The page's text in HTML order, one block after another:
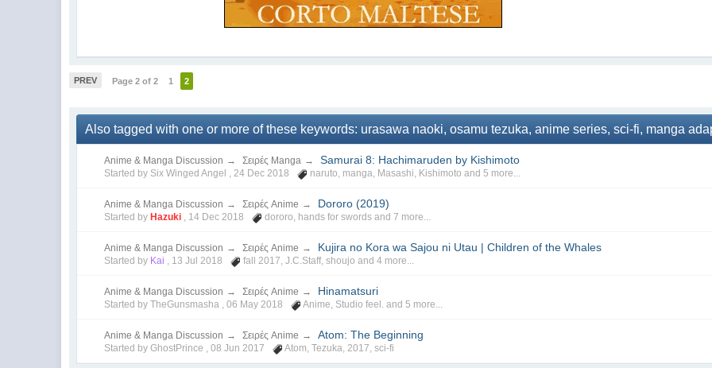
PREV Page 2 of 2 1 2
Also tagged with one or more of these keywords: urasawa naoki, osamu tezuka, anime series, sci-fi, manga
Anime & Manga Discussion → Σειρές Manga → Samurai 8: Hachimaruden by Kishimoto
Started by Six Winged Angel ,24 Dec 2018 naruto, manga, Masashi, Kishimoto and 5 more...
Anime & Manga Discussion → Σειρές Anime → Dororo (2019)
Started by Hazuki , 14 Dec 2018 dororo, hands for swords and 7 more...
Anime & Manga Discussion → Σειρές Anime → Kujira no Kora wa Sajou ni Utau | Children of the Whales
Started by Kai , 13 Jul 2018 fall 2017,J.C.Staff,shoujo and 4 more...
Anime & Manga Discussion → Σειρές Anime → Hinamatsuri
Started by TheGunsmasha ,06 May 2018 Anime, Studio feel. and 5 more...
Anime & Manga Discussion → Σειρές Anime → Atom: The Beginning
Started by GhostPrince ,08 Jun 2017 Atom,Tezuka,2017,sci-fi